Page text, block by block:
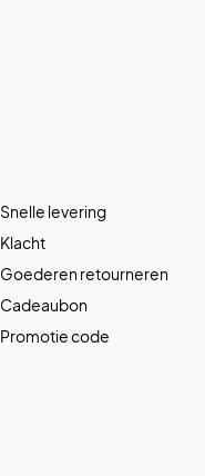
Snelle levering
Klacht
Goederen retourneren
Cadeaubon
Promotie code